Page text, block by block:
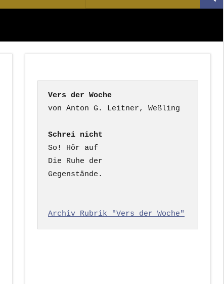
nach:
Vers der Woche
Schrei nicht
So! Hör auf
Die Ruhe der
Gegenstände.
Archiv Rubrik "Vers der Woche"